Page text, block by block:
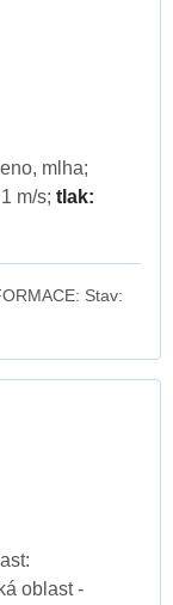
mlha;
m/s; tlak:
Stav:
oblast -